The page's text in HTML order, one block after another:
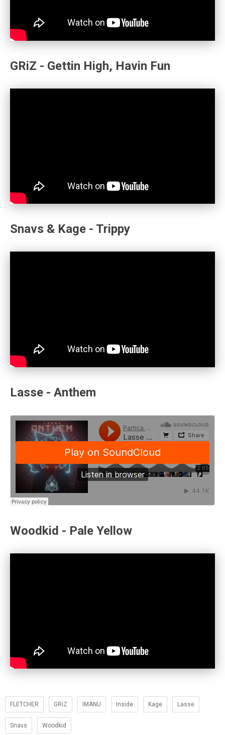
GRiZ - Gettin High, Havin Fun
Snavs & Kage - Trippy
Lasse - Anthem
Woodkid - Pale Yellow
FLETCHER GRiZ IMANU Inside Kage Lasse
Snavs Woodkid